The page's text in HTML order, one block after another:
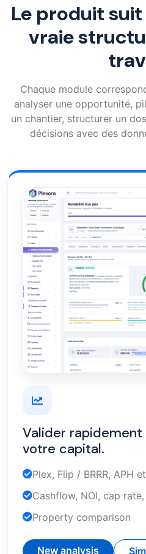
Le produit
vraie
Chaque module
analyser une opportunité,
un chantier, structurer un
décisions avec des
Valider
votre capital.
Plex, Flip / BRRR, APH
Cashflow, NOI, cap
Property comparison
New analysis